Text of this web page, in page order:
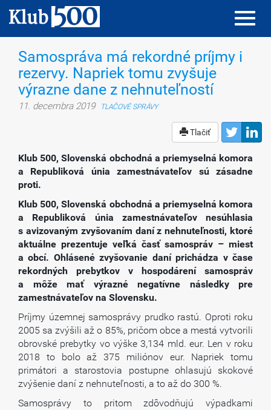
Samospráva má rekordné príjmy i
rezervy. Napriek tomu zvyšuje
výrazne dane z nehnuteľností
11. decembra 2019 TLAČOVÉ SPRÁVY
Tlačiť
Klub 500, Slovenská obchodná a priemyselná komora
a Republiková únia zamestnávateľov sú zásadne
proti.
Klub 500, Slovenská obchodná a priemyselná komora
a Republiková únia zamestnávateľov nesúhlasia
s avizovaným zvyšovaním daní z nehnuteľnosti, ktoré
aktuálne prezentuje veľká časť samospráv – miest
a obcí. Ohlásené zvyšovanie daní prichádza v čase
rekordných prebytkov v hospodárení samospráv
a môže mať výrazné negatívne následky pre
zamestnávateľov na Slovensku.
Príjmy územnej samosprávy prudko rastú. Oproti roku
2005 sa zvýšili až o 85%, pričom obce a mestá vytvorili
obrovské prebytky vo výške 3,134 mld. eur. Len v roku
2018 to bolo až 375 miliónov eur. Napriek tomu
primátori a starostovia postupne ohlasujú skokové
zvýšenie daní z nehnuteľnosti, a to až do 300 %.
Samosprávy to pritom zdôvodňujú výpadkami